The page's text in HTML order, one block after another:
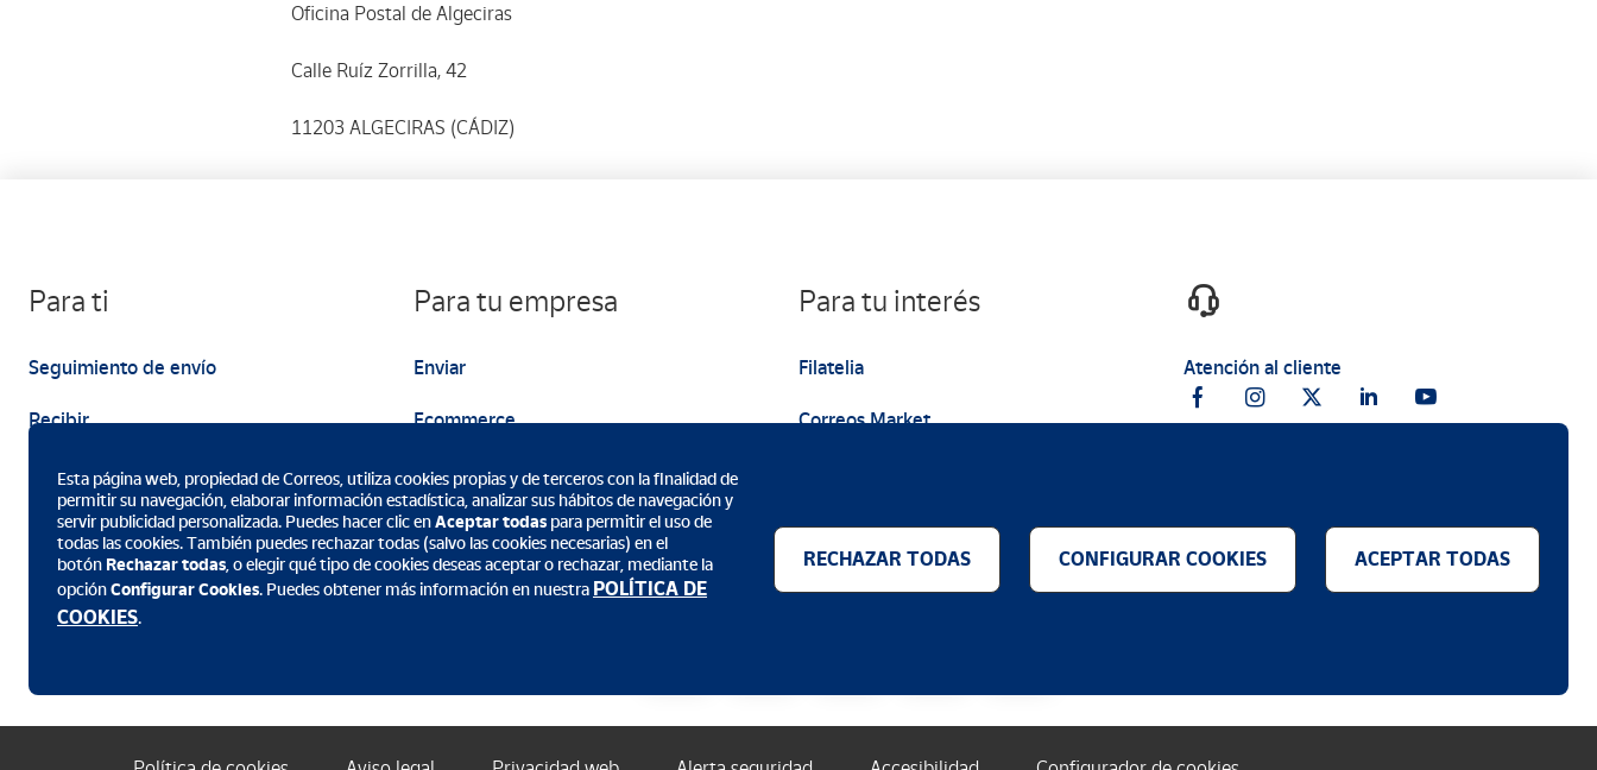
Oficina Postal de Algeciras
Calle Ruíz Zorrilla, 42
11203 ALGECIRAS (CÁDIZ)
Para ti
Seguimiento de envío
Recibir
Enviar
Para tu empresa
Enviar
Ecommerce
Marketing
Para tu interés
Filatelia
Correos Market
Atención al cliente
Descarga la App de Correos
Esta página web, propiedad de Correos, utiliza cookies propias y de terceros con la finalidad de
permitir su navegación, elaborar información estadística, analizar sus hábitos de navegación y
servir publicidad personalizada. Puedes hacer clic enAceptar todas para permitir el uso de
todas las cookies. También puedes rechazar todas (salvo las cookies necesarias) en el
botón Rechazar todas, o elegir qué tipo de cookies deseas aceptar o rechazar, mediante la
opciónConfigurar Cookies. Puedes obtener más información en nuestra POLÍTICA DE
COOKIES.
RECHAZAR TODAS CONFIGURAR COOKIES ACEPTAR TODAS